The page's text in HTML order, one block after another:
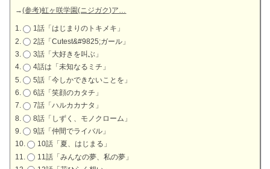
→(参考)虹ヶ咲学園(ニジガク)ア…
1話「はじまりのトキメキ」
2話「Cutest&#9825;ガール」
3話「大好きを叫ぶ」
4話は「未知なるミチ」
5話「今しかできないことを」
6話「笑顔のカタチ」
7話「ハルカカナタ」
8話「しずく、モノクローム」
9話「仲間でライバル」
10話「夏、はじまる」
11話「みんなの夢、私の夢」